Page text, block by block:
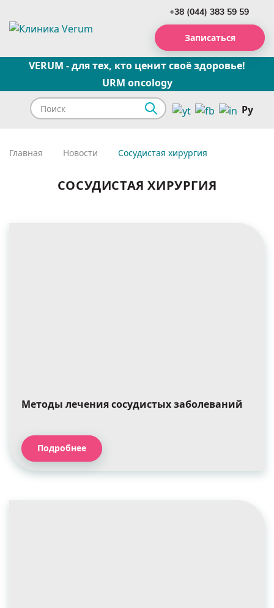
+38 (044) 383 59 59
Записаться
VERUM - для тех, кто ценит своё здоровье!
URM oncology
Ру
Главная Новости Сосудистая хирургия
СОСУДИСТАЯ ХИРУРГИЯ
Методы лечения сосудистых заболеваний
Подробнее